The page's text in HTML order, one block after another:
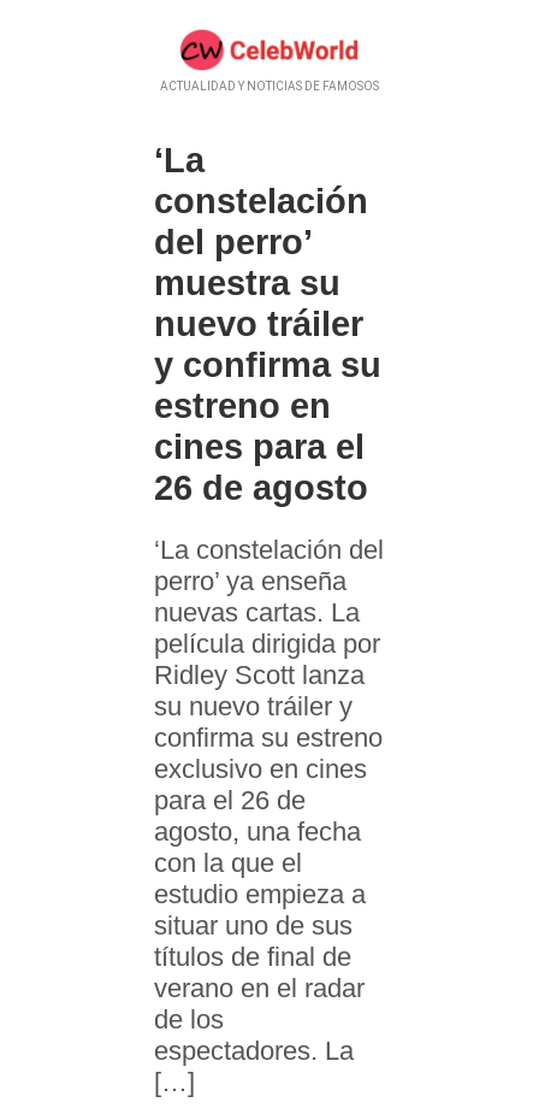
ACTUALIDAD Y NOTICIAS DE FAMOSOS
‘La
constelación
del perro’
muestra su
nuevo tráiler
y confirma su
estreno en
cines para el
26 de agosto
‘La constelación del
perro’ ya enseña
nuevas cartas. La
película dirigida por
Ridley Scott lanza
su nuevo tráiler y
confirma su estreno
exclusivo en cines
para el 26 de
agosto, una fecha
con la que el
estudio empieza a
situar uno de sus
títulos de final de
verano en el radar
de los
espectadores. La
[…]